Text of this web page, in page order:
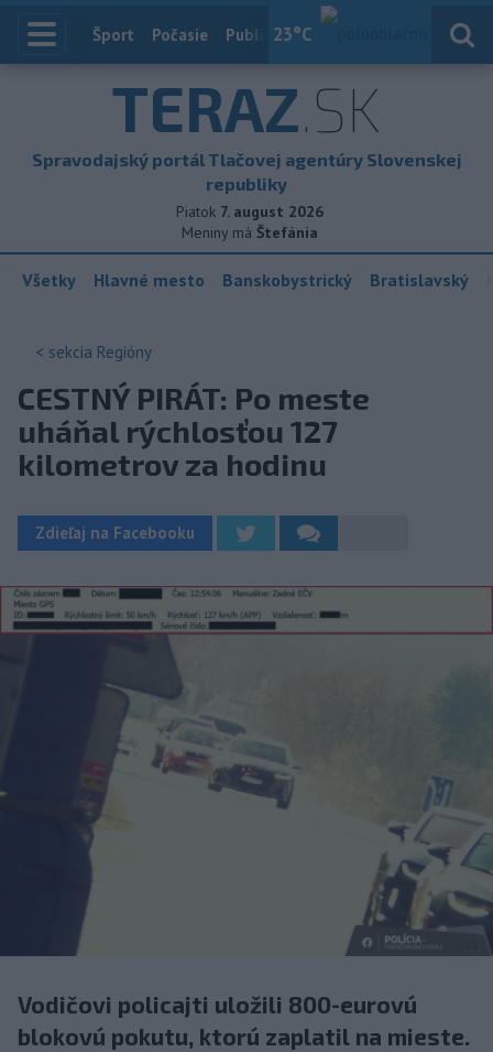
23°C
Index
Šport Počasie Publicistika
TERAZ.SK
Spravodajský portál Tlačovej agentúry Slovenskej
republiky
Piatok 7. august 2026
Meniny má Štefánia
Všetky Hlavné mesto Banskobystrický Bratislavský
< sekcia Regióny
CESTNÝ PIRÁT: Po meste
uháňal rýchlosťou 127
kilometrov za hodinu
Zdieľaj na Facebooku
Vodičovi policajti uložili 800-eurovú
blokovú pokutu, ktorú zaplatil na mieste.